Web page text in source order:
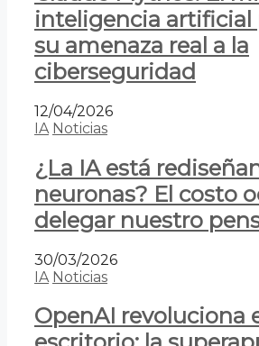
inteligencia artificial
su amenaza real a la
ciberseguridad
12/04/2026
IA Noticias
¿La IA está
neuronas? El costo
delegar nuestro
30/03/2026
IA Noticias
OpenAI revoluciona